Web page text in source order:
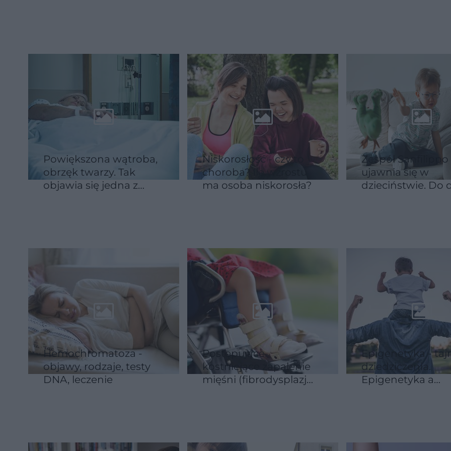
Powiększona wątroba,
obrzęk twarzy. Tak
objawia się jedna z
Niskorosłość - czy to
choroba? Ile wzrostu
ma osoba niskorosła?
Zespół Sanfilippo
ujawnia się w
dzieciństwie. Do
Hemochromatoza -
objawy, rodzaje, testy
DNA, leczenie
Postępujące
kostniejące zapalenie
mięśni (fibrodysplazja,
Epigenetyka -
dziedziczenia.
Epigenetyka a